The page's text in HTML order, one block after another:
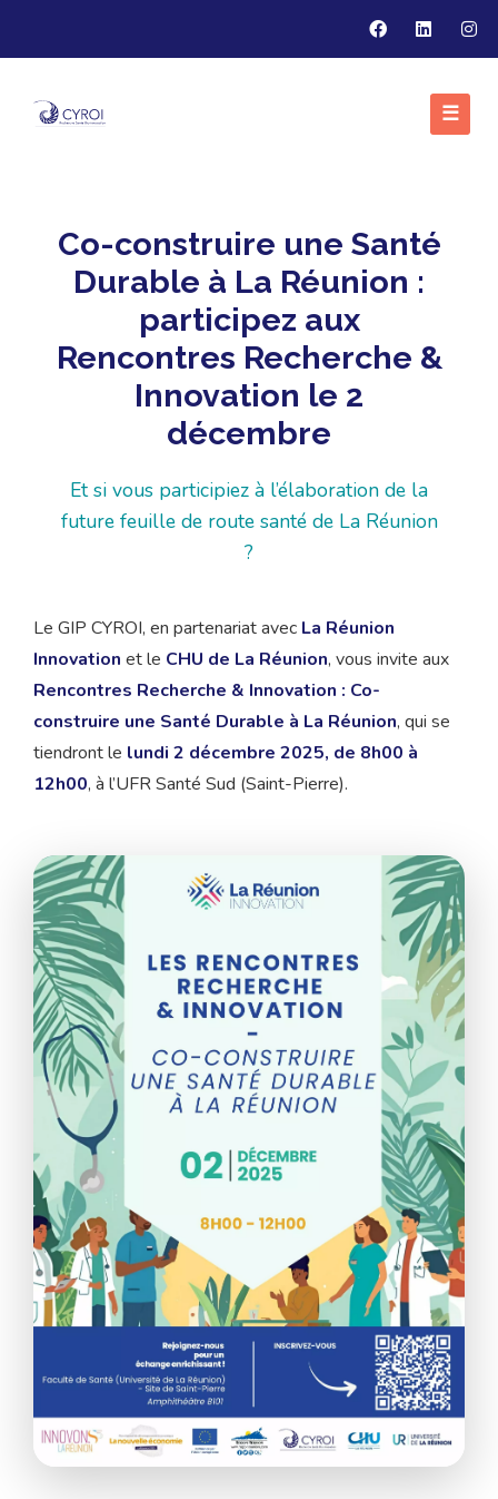
☰
Co-construire une Santé
Durable à La Réunion :
participez aux
Rencontres Recherche &
Innovation le 2
décembre
Et si vous participiez à l’élaboration de la
future feuille de route santé de La Réunion
?
Le GIP CYROI, en partenariat avec La Réunion
Innovation et le CHU de La Réunion, vous invite aux
Rencontres Recherche & Innovation : Co-
construire une Santé Durable à La Réunion, qui se
tiendront le lundi 2 décembre 2025, de 8h00 à
12h00, à l’UFR Santé Sud (Saint-Pierre).